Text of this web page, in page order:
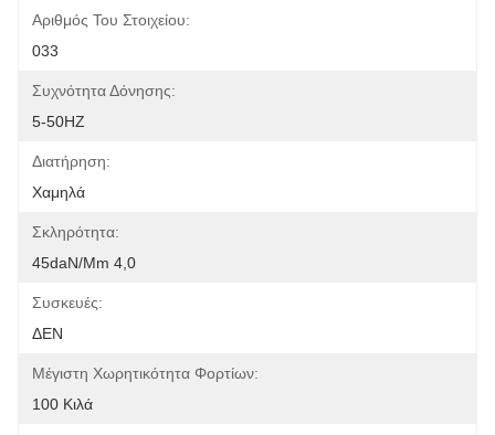
Αριθμός Του Στοιχείου:
033
Συχνότητα Δόνησης:
5-50HZ
Διατήρηση:
Χαμηλά
Σκληρότητα:
45daN/mm 4,0
Συσκευές:
ΔΕΝ
Μέγιστη Χωρητικότητα Φορτίων:
100 Κιλά